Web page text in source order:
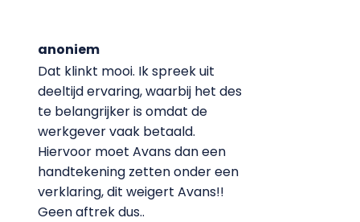
anoniem
Dat klinkt mooi. Ik spreek uit
deeltijd ervaring, waarbij het des
te belangrijker is omdat de
werkgever vaak betaald.
Hiervoor moet Avans dan een
handtekening zetten onder een
verklaring, dit weigert Avans!!
Geen aftrek dus..